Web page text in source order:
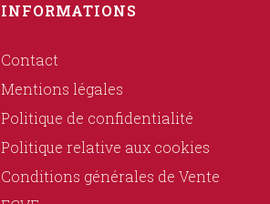
INFORMATIONS
Contact
Mentions légales
Politique de confidentialité
Politique relative aux cookies
Conditions générales de Vente